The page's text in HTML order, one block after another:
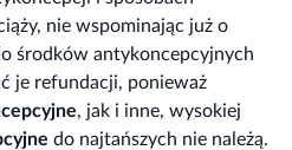
nie wspominając już o
środków antykoncepcyjnych
je refundacji, ponieważ
, jak i inne, wysokiej
do najtańszych nie należą.